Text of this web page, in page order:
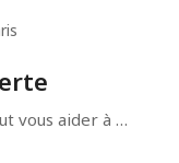
vous aider à